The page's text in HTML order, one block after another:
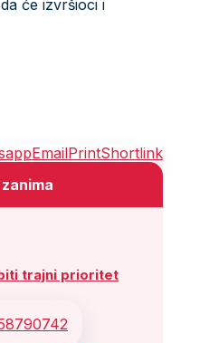
će izvršioci i
EmailPrintShortlink
trajni prioritet